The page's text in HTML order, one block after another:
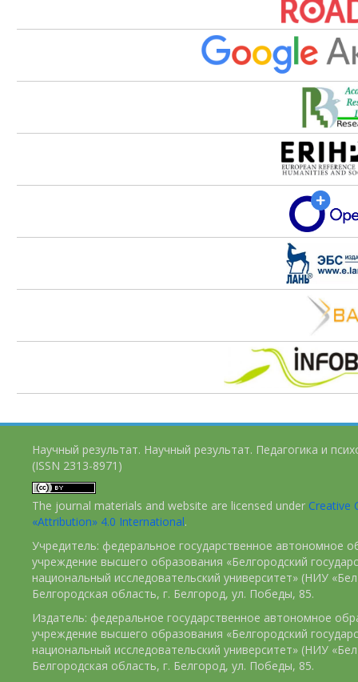
Научный результат. Научный результат. Педагогика и
(ISSN 2313-8971)
The journal materials and website are licensed under Creative
«Attribution» 4.0 International.
Учредитель: федеральное государственное автономное
учреждение высшего образования «Белгородский
национальный исследовательский университет» (НИУ
Белгородская область, г. Белгород, ул. Победы, 85.
Издатель: федеральное государственное автономное
учреждение высшего образования «Белгородский
национальный исследовательский университет» (НИУ
Белгородская область, г. Белгород, ул. Победы, 85.